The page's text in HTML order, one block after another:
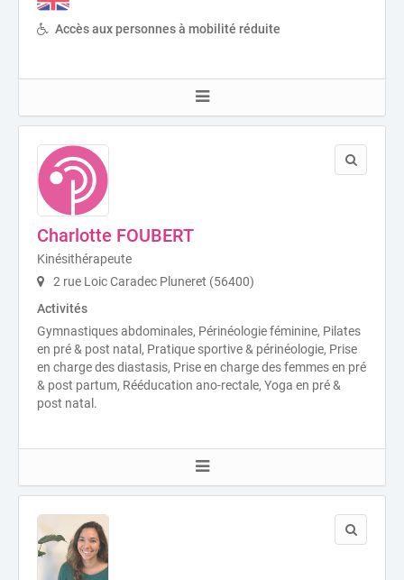
Accès aux personnes à mobilité réduite
Charlotte FOUBERT
Kinésithérapeute
2 rue Loic Caradec Pluneret (56400)
Activités
Gymnastiques abdominales, Périnéologie féminine, Pilates
en pré & post natal, Pratique sportive & périnéologie, Prise
en charge des diastasis, Prise en charge des femmes en pré
& post partum, Rééducation ano-rectale, Yoga en pré &
post natal.